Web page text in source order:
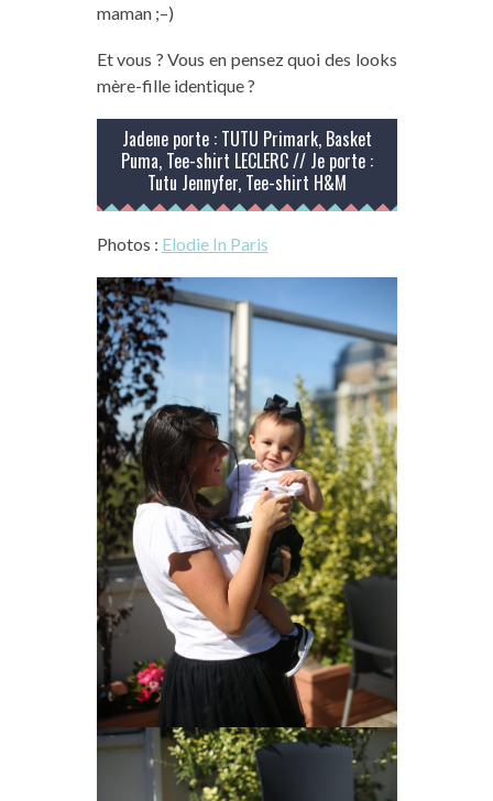
maman ;–)
Et vous ? Vous en pensez quoi des looks
mère-fille identique ?
Jadene porte : TUTU Primark, Basket
Puma, Tee-shirt LECLERC // Je porte :
Tutu Jennyfer, Tee-shirt H&M
Photos : Elodie In Paris